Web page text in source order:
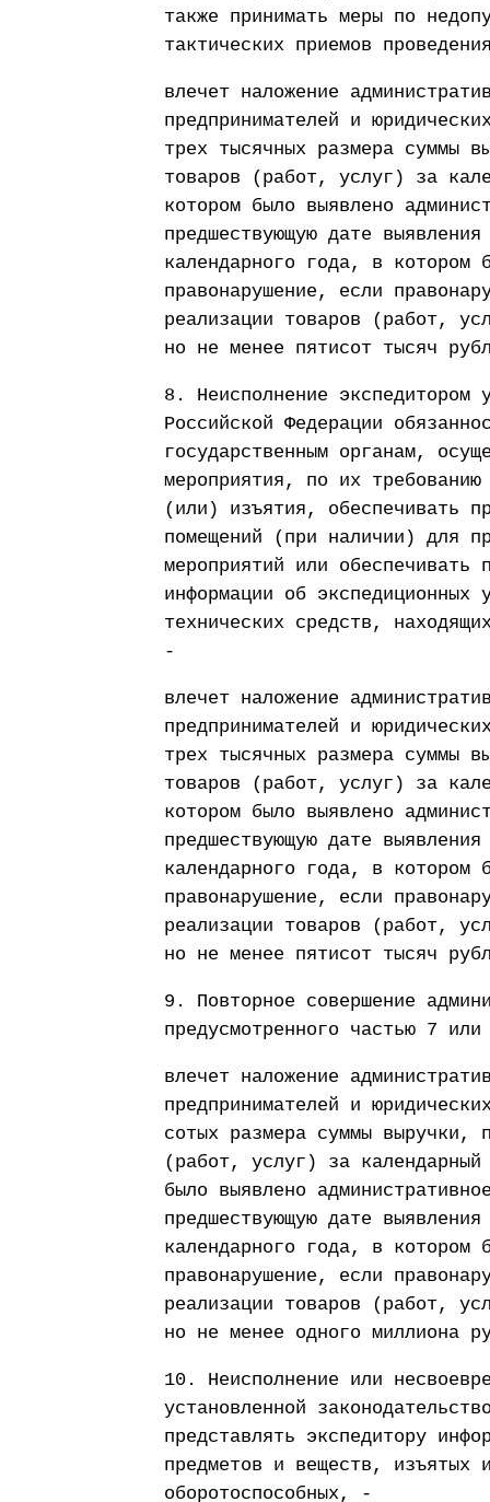
также принимать меры по
тактических приемов
влечет наложение
предпринимателей и
трех тысячных размера суммы
товаров (работ, услуг) за
котором было выявлено
предшествующую дате
календарного года, в котором
правонарушение, если
реализации товаров (работ,
но не менее пятисот тысяч
8. Неисполнение экспедитором
Российской Федерации
государственным органам,
мероприятия, по их
(или) изъятия, обеспечивать
помещений (при наличии) для
мероприятий или обеспечивать
информации об экспедиционных
технических средств,
-
влечет наложение
предпринимателей и
трех тысячных размера суммы
товаров (работ, услуг) за
котором было выявлено
предшествующую дате
календарного года, в котором
правонарушение, если
реализации товаров (работ,
но не менее пятисот тысяч
9. Повторное совершение
предусмотренного частью 7
влечет наложение
предпринимателей и
сотых размера суммы выручки,
(работ, услуг) за
было выявлено
предшествующую дате
календарного года, в котором
правонарушение, если
реализации товаров (работ,
но не менее одного миллиона
10. Неисполнение или
установленной
представлять экспедитору
предметов и веществ, изъятых
оборотоспособных, -